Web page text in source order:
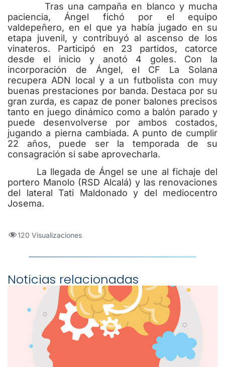
Tras una campaña en blanco y mucha
paciencia, Ángel fichó por el equipo
valdepeñero, en el que ya había jugado en su
etapa juvenil, y contribuyó al ascenso de los
vinateros. Participó en 23 partidos, catorce
desde el inicio y anotó 4 goles. Con la
incorporación de Ángel, el CF La Solana
recupera ADN local y a un futbolista con muy
buenas prestaciones por banda. Destaca por su
gran zurda, es capaz de poner balones precisos
tanto en juego dinámico como a balón parado y
puede desenvolverse por ambos costados,
jugando a pierna cambiada. A punto de cumplir
22 años, puede ser la temporada de su
consagración si sabe aprovecharla.
La llegada de Ángel se une al fichaje del
portero Manolo (RSD Alcalá) y las renovaciones
del lateral Tati Maldonado y del mediocentro
Josema.
120 Visualizaciones
Noticias relacionadas